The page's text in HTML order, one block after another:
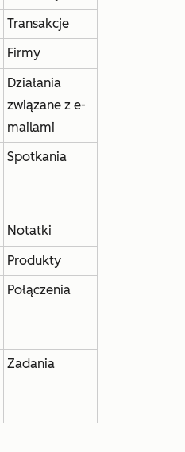
Transakcje
Firmy
Działania
związane z e-
mailami
Spotkania
Notatki
Produkty
Połączenia
Zadania